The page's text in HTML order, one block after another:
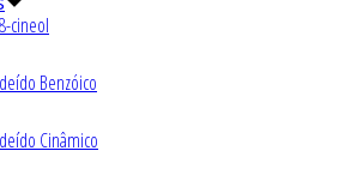
cineol
Benzóico
Cinâmico